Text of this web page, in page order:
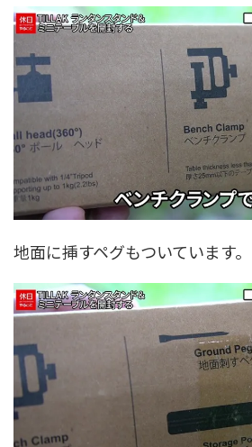
地面に挿すペグもついています。